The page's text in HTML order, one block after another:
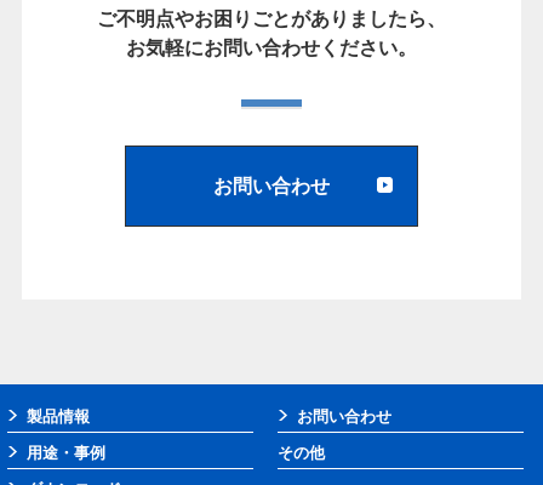
ご不明点やお困りごとがありましたら、
お気軽にお問い合わせください。
お問い合わせ
製品情報
用途・事例
お問い合わせ
その他